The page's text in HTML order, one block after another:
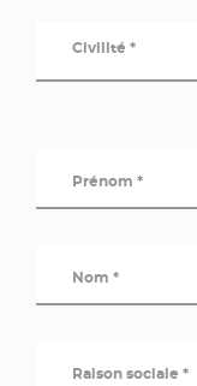
Civilité *
Prénom *
Nom *
Raison sociale *